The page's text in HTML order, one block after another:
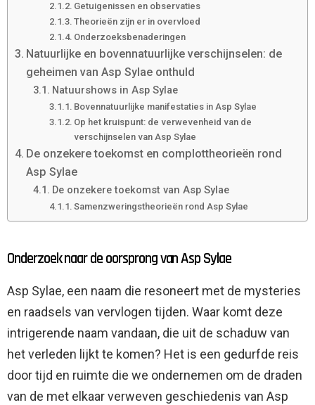
Getuigenissen en observaties
Theorieën zijn er in overvloed
Onderzoeksbenaderingen
Natuurlijke en bovennatuurlijke verschijnselen: de
geheimen van Asp Sylae onthuld
Natuurshows in Asp Sylae
Bovennatuurlijke manifestaties in Asp Sylae
Op het kruispunt: de verwevenheid van de
verschijnselen van Asp Sylae
De onzekere toekomst en complottheorieën rond
Asp Sylae
De onzekere toekomst van Asp Sylae
Samenzweringstheorieën rond Asp Sylae
Onderzoek naar de oorsprong van Asp Sylae
Asp Sylae, een naam die resoneert met de mysteries
en raadsels van vervlogen tijden. Waar komt deze
intrigerende naam vandaan, die uit de schaduw van
het verleden lijkt te komen? Het is een gedurfde reis
door tijd en ruimte die we ondernemen om de draden
van de met elkaar verweven geschiedenis van Asp